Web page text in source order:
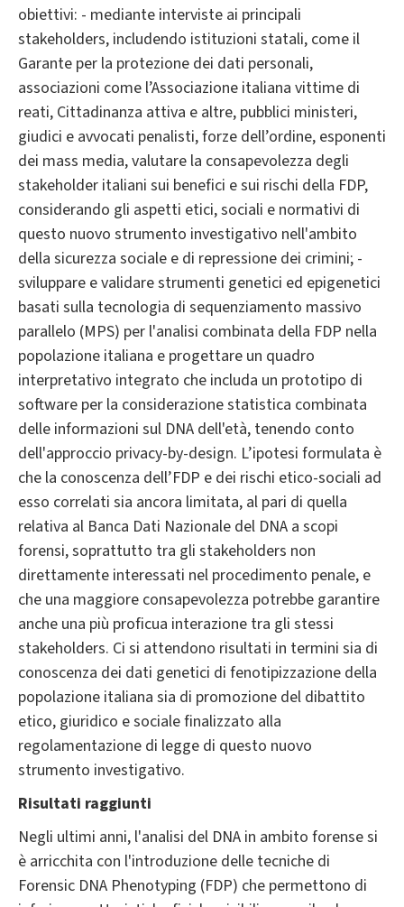
obiettivi: - mediante interviste ai principali
stakeholders, includendo istituzioni statali, come il
Garante per la protezione dei dati personali,
associazioni come l’Associazione italiana vittime di
reati, Cittadinanza attiva e altre, pubblici ministeri,
giudici e avvocati penalisti, forze dell’ordine, esponenti
dei mass media, valutare la consapevolezza degli
stakeholder italiani sui benefici e sui rischi della FDP,
considerando gli aspetti etici, sociali e normativi di
questo nuovo strumento investigativo nell'ambito
della sicurezza sociale e di repressione dei crimini; -
sviluppare e validare strumenti genetici ed epigenetici
basati sulla tecnologia di sequenziamento massivo
parallelo (MPS) per l'analisi combinata della FDP nella
popolazione italiana e progettare un quadro
interpretativo integrato che includa un prototipo di
software per la considerazione statistica combinata
delle informazioni sul DNA dell'età, tenendo conto
dell'approccio privacy-by-design. L’ipotesi formulata è
che la conoscenza dell’FDP e dei rischi etico-sociali ad
esso correlati sia ancora limitata, al pari di quella
relativa al Banca Dati Nazionale del DNA a scopi
forensi, soprattutto tra gli stakeholders non
direttamente interessati nel procedimento penale, e
che una maggiore consapevolezza potrebbe garantire
anche una più proficua interazione tra gli stessi
stakeholders. Ci si attendono risultati in termini sia di
conoscenza dei dati genetici di fenotipizzazione della
popolazione italiana sia di promozione del dibattito
etico, giuridico e sociale finalizzato alla
regolamentazione di legge di questo nuovo
strumento investigativo.
Risultati raggiunti
Negli ultimi anni, l'analisi del DNA in ambito forense si
è arricchita con l'introduzione delle tecniche di
Forensic DNA Phenotyping (FDP) che permettono di